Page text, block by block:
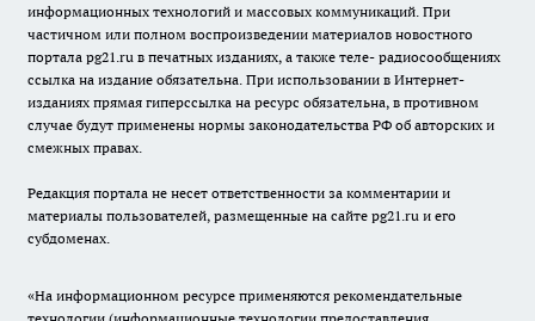
информационных технологий и массовых коммуникаций. При
частичном или полном воспроизведении материалов новостного
портала pg21.ru в печатных изданиях, а также теле- радиосообщениях
ссылка на издание обязательна. При использовании в Интернет-
изданиях прямая гиперссылка на ресурс обязательна, в противном
случае будут применены нормы законодательства РФ об авторских и
смежных правах.
Редакция портала не несет ответственности за комментарии и
материалы пользователей, размещенные на сайте pg21.ru и его
субдоменах.
«На информационном ресурсе применяются рекомендательные